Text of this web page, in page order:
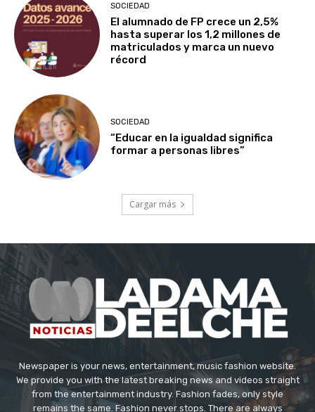
SOCIEDAD
El alumnado de FP crece un 2,5%
hasta superar los 1,2 millones de
matriculados y marca un nuevo
récord
SOCIEDAD
“Educar en la igualdad significa
formar a personas libres”
Cargar más
Newspaper is your news, entertainment, music fashion website.
We provide you with the latest breaking news and videos straight
from the entertainment industry. Fashion fades, only style
remains the same. Fashion never stops. There are always